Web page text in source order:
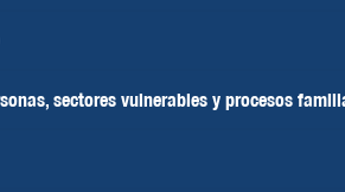
sectores vulnerables y procesos